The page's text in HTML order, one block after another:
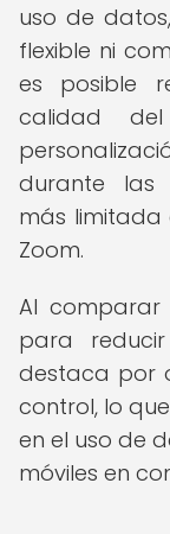
uso de
flexible ni
es posible
calidad
durante las
más limitada
Zoom.
Al comparar
para
destaca por
control, lo
en el uso de
móviles en